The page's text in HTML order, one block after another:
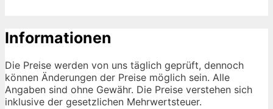
Informationen
Die Preise werden von uns täglich geprüft, dennoch
können Änderungen der Preise möglich sein. Alle
Angaben sind ohne Gewähr. Die Preise verstehen sich
inklusive der gesetzlichen Mehrwertsteuer.